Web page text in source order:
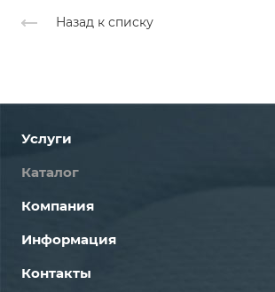
Назад к списку
Услуги
Каталог
Компания
Информация
Контакты